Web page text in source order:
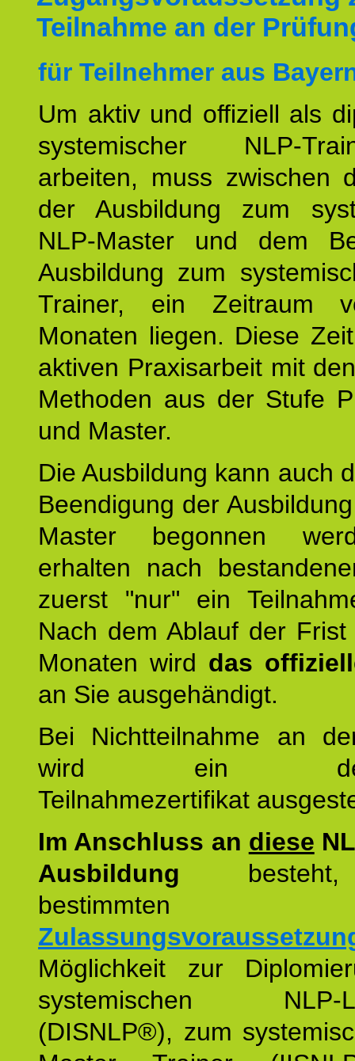
Teilnahme an der
für Teilnehmer aus
Um aktiv und offiziell als
systemischer NLP-
arbeiten, muss zwischen
der Ausbildung zum
NLP-Master und dem
Ausbildung zum
Trainer, ein Zeitraum
Monaten liegen. Diese
aktiven Praxisarbeit mit
Methoden aus der Stufe
und Master.
Die Ausbildung kann auch
Beendigung der
Master begonnen
erhalten nach
zuerst "nur" ein
Nach dem Ablauf der
Monaten wird das
an Sie ausgehändigt.
Bei Nichtteilnahme an
wird ein
Teilnahmezertifikat
Im Anschluss an diese
Ausbildung
bestimmten
Möglichkeit zur
systemischen NLP-
(DISNLP®), zum